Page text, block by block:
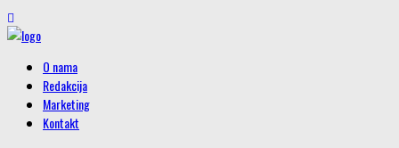
O nama
Redakcija
Marketing
Kontakt